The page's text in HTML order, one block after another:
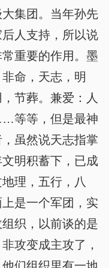
集团。当年孙先
人支持，所以说
重要的作用。墨
命，天志，明
节葬。兼爱：人
等等，但是最神
虽然说天志指掌
明积蓄下，已成
理，五行，八
是一个军团，实
织，以前谈的是
攻变成主攻了，